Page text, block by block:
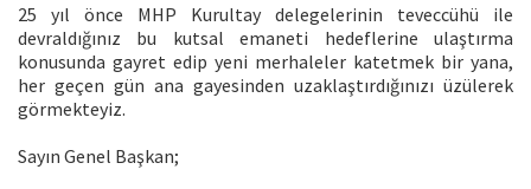
25 yıl önce MHP Kurultay delegelerinin teveccühü ile
devraldığınız bu kutsal emaneti hedeflerine ulaştırma
konusunda gayret edip yeni merhaleler katetmek bir yana,
her geçen gün ana gayesinden uzaklaştırdığınızı üzülerek
görmekteyiz.
Sayın Genel Başkan;